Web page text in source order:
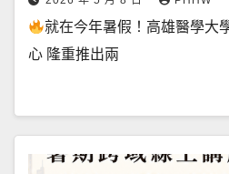
就在今年暑假！高雄醫學大
心 隆重推出兩